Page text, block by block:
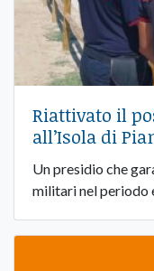
Riattivato il
all’Isola di
Un presidio che
militari nel periodo